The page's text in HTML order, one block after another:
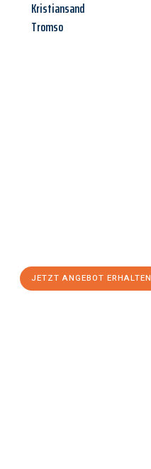
Kristiansand
Tromso
JETZT ANGEBOT ERHALTEN